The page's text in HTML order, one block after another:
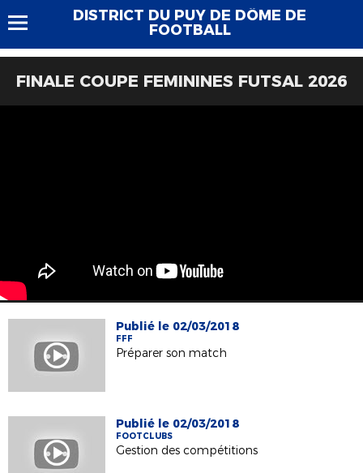
DISTRICT DU PUY DE DÔME DE
FOOTBALL
FINALE COUPE FEMININES FUTSAL 2026
Publié le 02/03/2018
FFF
Préparer son match
Publié le 02/03/2018
FOOTCLUBS
Gestion des compétitions